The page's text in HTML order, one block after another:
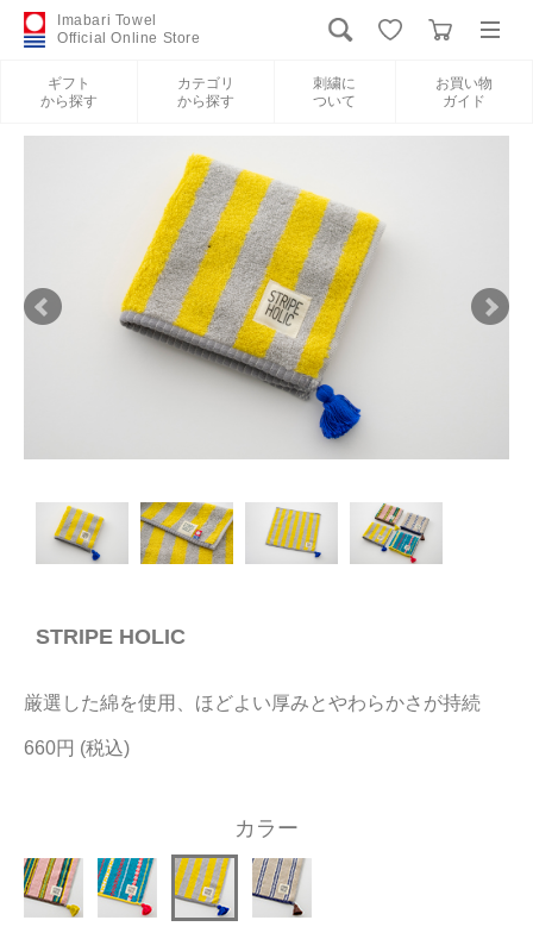
Imabari Towel
Official Online Store
ギフト
から探す
カテゴリ
から探す
刺繍に
ついて
お買い物
ガイド
新規会員登録
カテゴリから探す
当サイトについて
大量購入・法人向けの購入の方は
STRIPE HOLIC
厳選した綿を使用、ほどよい厚みとやわらかさが持続
660円
カラー